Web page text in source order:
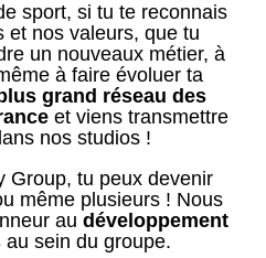
sport, si tu te reconnais
et nos valeurs, que tu
un nouveaux métier, à
à faire évoluer ta
grand réseau des
et viens transmettre
nos studios !
Group, tu peux devenir
même plusieurs ! Nous
au développement
au sein du groupe.